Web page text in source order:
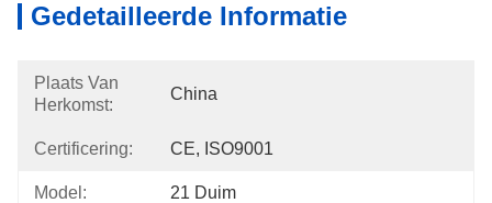
Gedetailleerde Informatie
Plaats Van
Herkomst:
China
Certificering: CE, ISO9001
Model: 21 Duim